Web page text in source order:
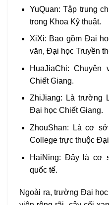
YuQuan: Tập trung
trong Khoa Kỹ thuật.
XiXi: Bao gồm Đại
văn, Đại học Truyền
HuaJiaChi:
Chiết Giang.
ZhiJiang: Là trường
Đại học Chiết Giang.
ZhouShan: Là cơ
College trực thuộc
HaiNing: Đây là cơ
quốc tế.
Ngoài ra, trường Đại